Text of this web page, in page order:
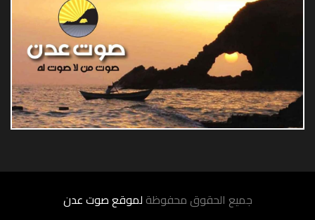
جميع الحقوق محفوظة لموقع صوت عدن